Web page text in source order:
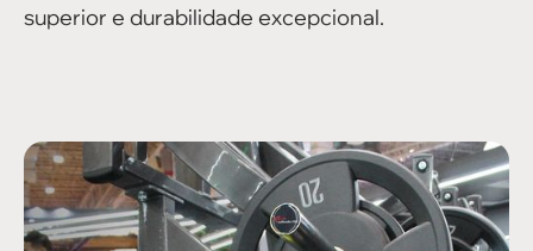
superior e durabilidade excepcional.